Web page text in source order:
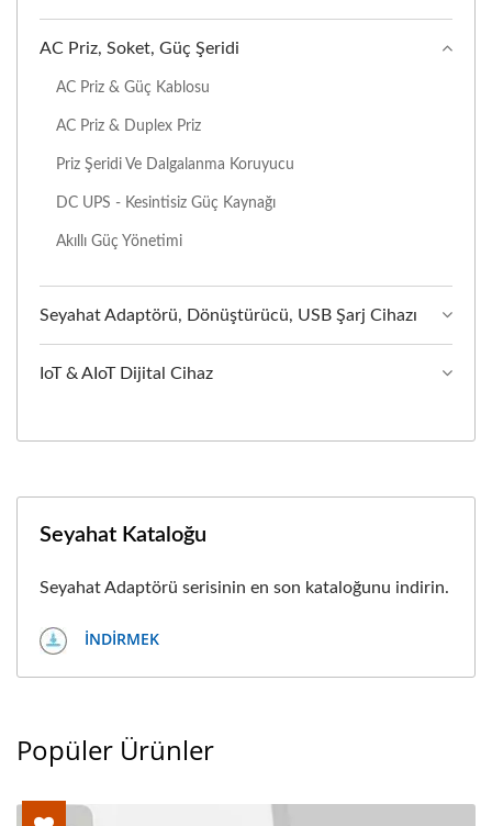
AC Priz, Soket, Güç Şeridi
AC Priz & Güç Kablosu
AC Priz & Duplex Priz
Priz Şeridi Ve Dalgalanma Koruyucu
DC UPS - Kesintisiz Güç Kaynağı
Akıllı Güç Yönetimi
Seyahat Adaptörü, Dönüştürücü, USB Şarj Cihazı
IoT & AIoT Dijital Cihaz
Seyahat Kataloğu
Seyahat Adaptörü serisinin en son kataloğunu indirin.
İNDIRMEK
Popüler Ürünler